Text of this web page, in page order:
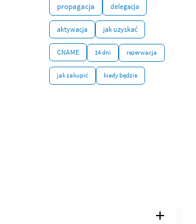
propagacja delegacja
aktywacja jak uzyskać
CNAME 14 dni rezerwacja
jak zakupić kiedy będzie